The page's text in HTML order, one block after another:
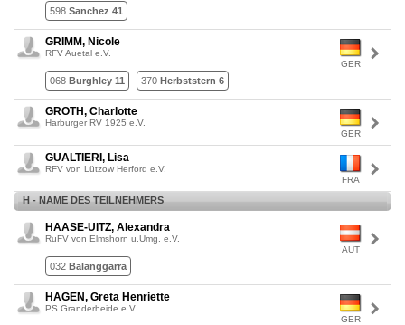
598 Sanchez 41
GER
GRIMM, Nicole
RFV Auetal e.V.
068 Burghley 11 370 Herbststern 6
GER
GROTH, Charlotte
Harburger RV 1925 e.V.
FRA
GUALTIERI, Lisa
RFV von Lützow Herford e.V.
H - NAME DES TEILNEHMERS
AUT
HAASE-UITZ, Alexandra
RuFV von Elmshorn u.Umg. e.V.
032 Balanggarra
GER
HAGEN, Greta Henriette
PS Granderheide e.V.